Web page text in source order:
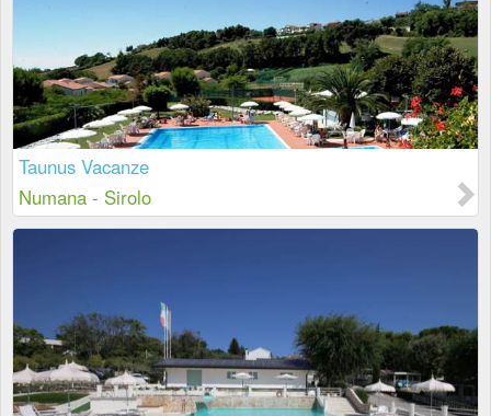
Taunus Vacanze
Numana - Sirolo